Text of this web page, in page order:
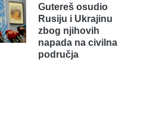
Gutereš osudio
Rusiju i Ukrajinu
zbog njihovih
napada na civilna
područja